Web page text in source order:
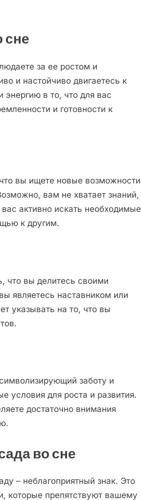
сне
за ее ростом и
и настойчиво двигаетесь к
в то, что для вас
и готовности к
вы ищете новые возможности
вам не хватает знаний,
активно искать необходимые
к другим.
что вы делитесь своими
являетесь наставником или
указывать на то, что вы
заботу и
условия для роста и развития.
достаточно внимания
во сне
– неблагоприятный знак. Это
которые препятствуют вашему